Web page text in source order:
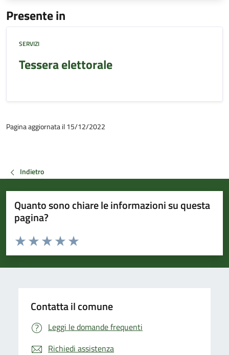
Presente in
SERVIZI
Tessera elettorale
Pagina aggiornata il 15/12/2022
Indietro
Quanto sono chiare le informazioni su questa
pagina?
Valuta da 1 a 5 stelle la pagina
Valuta 5 stelle su 5
Valuta 4 stelle su 5
Valuta 3 stelle su 5
Valuta 2 stelle su 5
Valuta 1 stelle su 5
Contatta il comune
Leggi le domande frequenti
Richiedi assistenza